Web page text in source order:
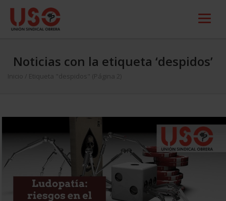
Noticias con la etiqueta ‘despidos’
Inicio Etiqueta "despidos" (Página 2)